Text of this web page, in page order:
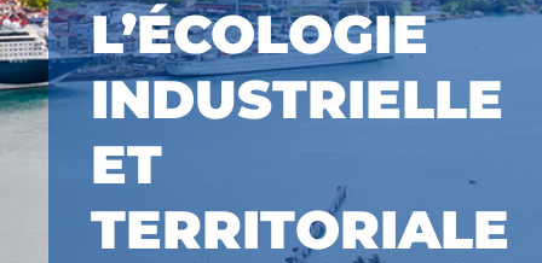
L’ÉCOLOGIE
INDUSTRIELLE
ET
TERRITORIALE